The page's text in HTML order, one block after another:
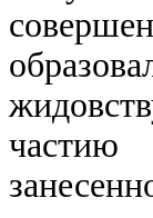
частию